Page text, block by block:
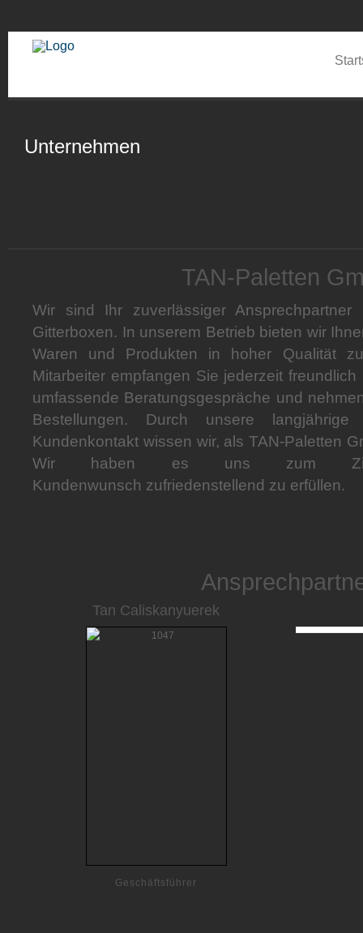
Unternehmen
TAN-Paletten
Wir sind Ihr zuverlässiger
Gitterboxen. In unserem Betrieb bieten wir
Waren und Produkten in hoher Qualität
Mitarbeiter empfangen Sie jederzeit
umfassende Beratungsgespräche und
Bestellungen. Durch unsere
Kundenkontakt wissen wir, als TAN-Paletten
Wir haben es uns zum
Kundenwunsch zufriedenstellend zu erfüllen.
Tan Caliskanyuerek
Geschäftsführer